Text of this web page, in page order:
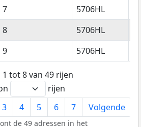
7 5706HL
8 5706HL
9 5706HL
1 tot 8 van 49 rijen
rijen
3 4 5 6 7 Volgende
de 49 adressen in het